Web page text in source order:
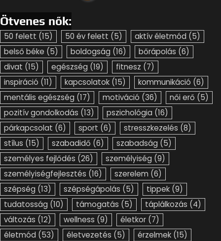
Ötvenes nők:
50 felett (15) 50 év felett (5) aktív életmód (5)
belső béke (5) boldogság (16) bőrápolás (6)
divat (15) egészség (19) fitnesz (7)
inspiráció (11) kapcsolatok (15) kommunikáció (6)
mentális egészség (17) motiváció (36) női erő (5)
pozitív gondolkodás (13) pszichológia (16)
párkapcsolat (6) sport (6) stresszkezelés (8)
stílus (15) szabadidő (6) szabadság (5)
személyes fejlődés (26) személyiség (9)
személyiségfejlesztés (16) szerelem (6)
szépség (13) szépségápolás (5) tippek (9)
tudatosság (10) támogatás (5) táplálkozás (4)
változás (12) wellness (9) életkor (7)
életmód (53) életvezetés (5) érzelmek (15)